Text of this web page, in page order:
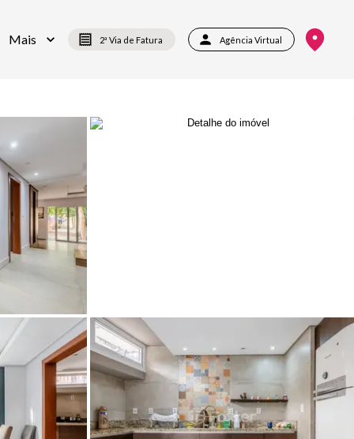
Mais 2ª Via de Fatura Agência Virtual